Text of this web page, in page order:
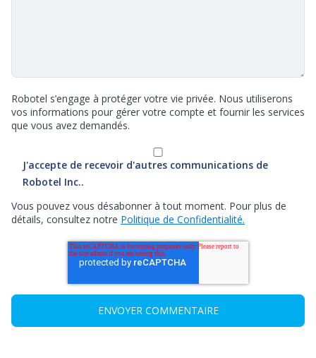
Robotel s’engage à protéger votre vie privée. Nous utiliserons
vos informations pour gérer votre compte et fournir les services
que vous avez demandés.
J'accepte de recevoir d'autres communications de
Robotel Inc..
Vous pouvez vous désabonner à tout moment. Pour plus de
détails, consultez notre Politique de Confidentialité.